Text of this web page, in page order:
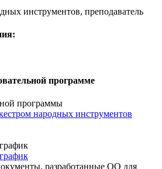
инструментов, преподаватель
программе
программы
народных инструментов
разработанные ОО для